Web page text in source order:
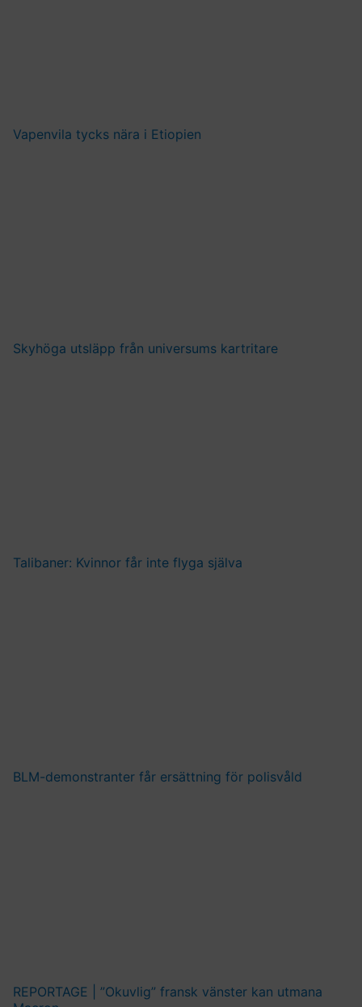
Vapenvila tycks nära i Etiopien
Skyhöga utsläpp från universums kartritare
Talibaner: Kvinnor får inte flyga själva
BLM-demonstranter får ersättning för polisvåld
REPORTAGE | ”Okuvlig” fransk vänster kan utmana